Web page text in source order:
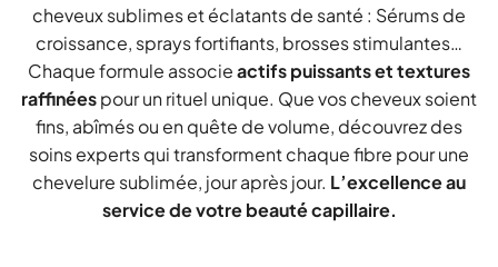
cheveux sublimes et éclatants de santé : Sérums de
croissance, sprays fortifiants, brosses stimulantes…
Chaque formule associeactifs puissants et textures
raffinéespour un rituel unique. Que vos cheveux soient
fins, abîmés ou en quête de volume, découvrez des
soins experts qui transforment chaque fibre pour une
chevelure sublimée, jour après jour. L’excellence au
service de votre beauté capillaire.